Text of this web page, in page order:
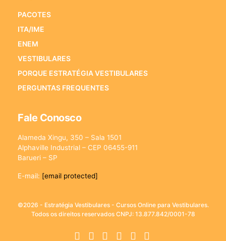
PACOTES
ITA/IME
ENEM
VESTIBULARES
PORQUE ESTRATÉGIA VESTIBULARES
PERGUNTAS FREQUENTES
Fale Conosco
Alameda Xingu, 350 – Sala 1501
Alphaville Industrial – CEP 06455-911
Barueri – SP
E-mail: [email protected]
©2026 - Estratégia Vestibulares - Cursos Online para Vestibulares.
Todos os direitos reservados CNPJ: 13.877.842/0001-78